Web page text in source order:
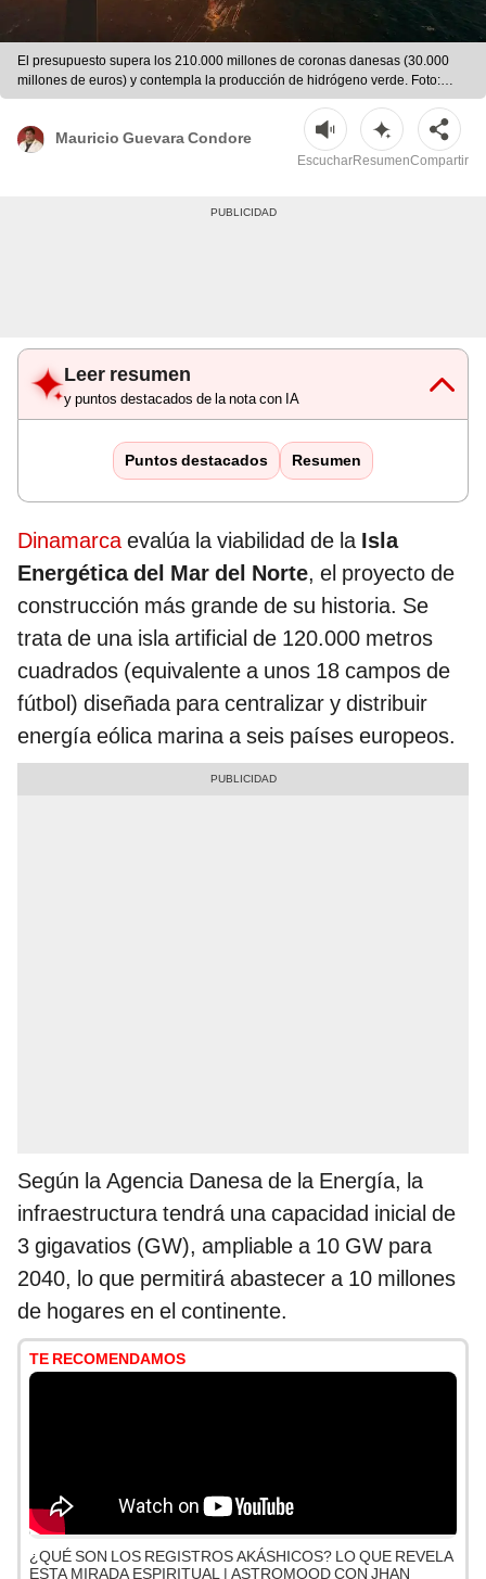
El presupuesto supera los 210.000 millones de coronas danesas (30.000
millones de euros) y contempla la producción de hidrógeno verde. Foto:
IA/La República.
Mauricio Guevara Condore
EscucharResumenCompartir
Leer resumen
y puntos destacados de la nota con IA
Puntos destacados Resumen
Dinamarcaevalúa la viabilidad de la Isla
Energética del Mar del Norte, el proyecto de
construcción más grande de su historia. Se
trata de una isla artificial de 120.000 metros
cuadrados (equivalente a unos 18 campos de
fútbol) diseñada para centralizar y distribuir
energía eólica marina a seis países europeos.
Según la Agencia Danesa de la Energía, la
infraestructura tendrá una capacidad inicial de
3 gigavatios (GW), ampliable a 10 GW para
2040, lo que permitirá abastecer a 10 millones
de hogares en el continente.
TE RECOMENDAMOS
¿QUÉ SON LOS REGISTROS AKÁSHICOS? LO QUE REVELA
ESTA MIRADA ESPIRITUAL | ASTROMOOD CON JHAN